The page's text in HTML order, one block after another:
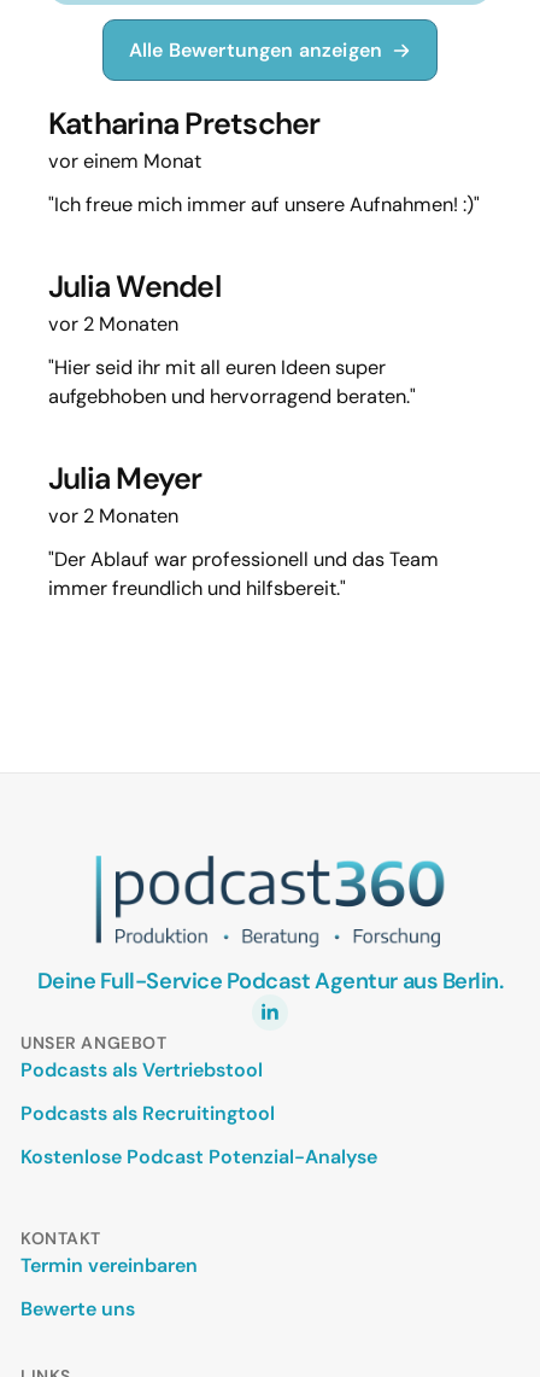
Alle Bewertungen anzeigen
Katharina Pretscher
vor einem Monat
"Ich freue mich immer auf unsere Aufnahmen! :)"
Julia Wendel
vor 2 Monaten
"Hier seid ihr mit all euren Ideen super
aufgebhoben und hervorragend beraten."
Julia Meyer
vor 2 Monaten
"Der Ablauf war professionell und das Team
immer freundlich und hilfsbereit."
Deine Full-Service Podcast Agentur aus Berlin.
UNSER ANGEBOT
Podcasts als Vertriebstool
Podcasts als Recruitingtool
Kostenlose Podcast Potenzial-Analyse
KONTAKT
Termin vereinbaren
Bewerte uns